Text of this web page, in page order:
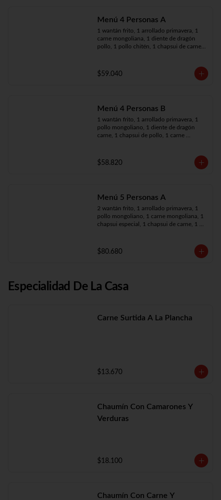
Menú 4 Personas A
1 wantán frito, 1 arrollado primavera, 1
carne mongoliana, 1 diente de dragón
pollo, 1 pollo chitén, 1 chapsui de carne,
$59.040
Menú 4 Personas B
1 wantán frito, 1 arrollado primavera, 1
pollo mongoliano, 1 diente de dragón
carne, 1 chapsui de pollo, 1 carne
$58.820
Menú 5 Personas A
2 wantán frito, 1 arrollado primavera, 1
pollo mongoliano, 1 carne mongoliana, 1
chapsui especial, 1 chapsui de carne, 1
$80.680
Especialidad De La Casa
Carne Surtida A La Plancha
$13.670
Chaumín Con Camarones Y
Verduras
$18.100
Chaumín Con Carne Y